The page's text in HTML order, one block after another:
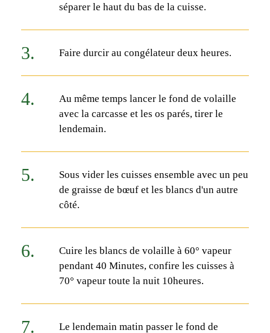
séparer le haut du bas de la cuisse.
Faire durcir au congélateur deux heures.
Au même temps lancer le fond de volaille
avec la carcasse et les os parés, tirer le
lendemain.
Sous vider les cuisses ensemble avec un peu
de graisse de bœuf et les blancs d'un autre
côté.
Cuire les blancs de volaille à 60° vapeur
pendant 40 Minutes, confire les cuisses à
70° vapeur toute la nuit 10heures.
Le lendemain matin passer le fond de